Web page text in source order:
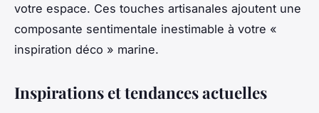
votre espace. Ces touches artisanales ajoutent une
composante sentimentale inestimable à votre «
inspiration déco » marine.
Inspirations et tendances actuelles